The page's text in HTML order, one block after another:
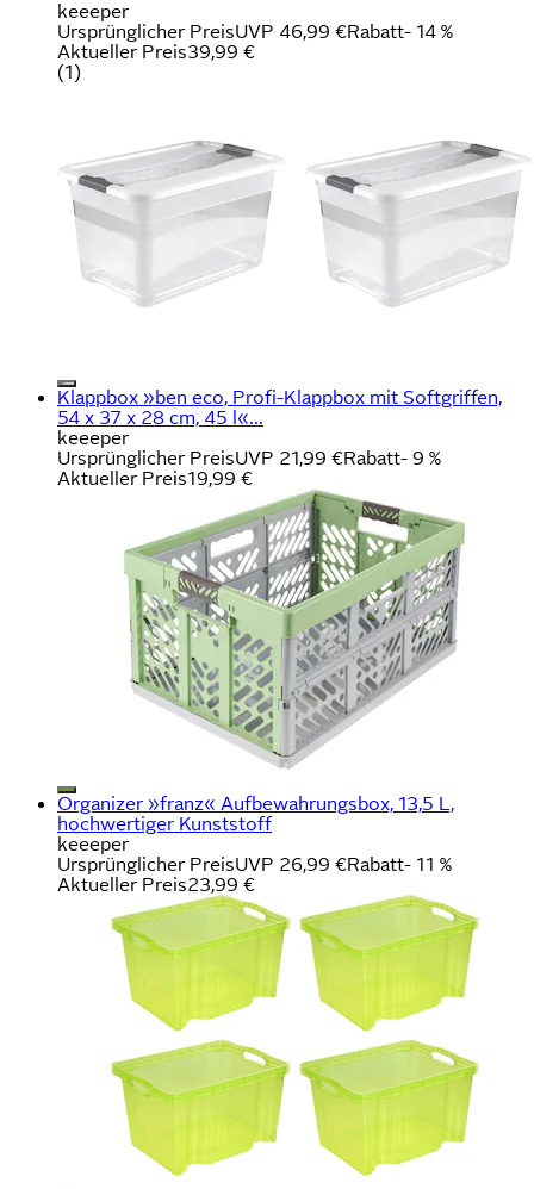
keeeper
Ursprünglicher PreisUVP 46,99 €Rabatt- 14 %
Aktueller Preis39,99 €
(1)
Klappbox »ben eco, Profi-Klappbox mit Softgriffen,
54 x 37 x 28 cm, 45 l«...
keeeper
Ursprünglicher PreisUVP 21,99 €Rabatt- 9 %
Aktueller Preis19,99 €
Organizer »franz« Aufbewahrungsbox, 13,5 L,
hochwertiger Kunststoff
keeeper
Ursprünglicher PreisUVP 26,99 €Rabatt- 11 %
Aktueller Preis23,99 €